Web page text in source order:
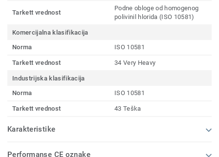
Tarkett vrednost
Podne obloge od homogenog
polivinil hlorida (ISO 10581)
Komercijalna klasifikacija
Norma
ISO 10581
Tarkett vrednost 34 Very Heavy
Industrijska klasifikacija
Norma
ISO 10581
Tarkett vrednost 43 Teška
Karakteristike
Performanse CE oznake